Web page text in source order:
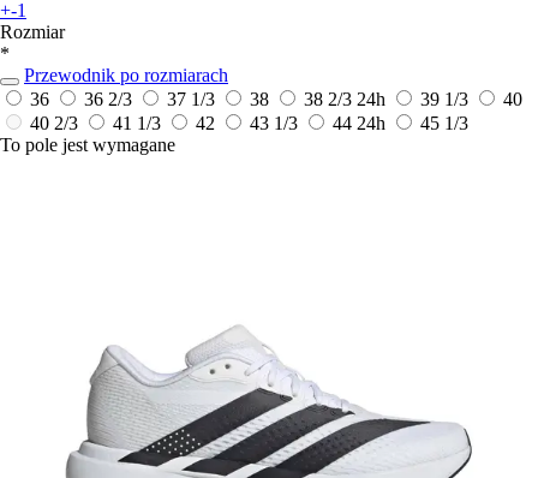
+-1
Rozmiar
*
Przewodnik po rozmiarach
36
36 2/3 37 1/3 38 38 2/3 24h 39 1/3
40
40 2/3
41 1/3 42 43 1/3 44 24h
45 1/3
To pole jest wymagane